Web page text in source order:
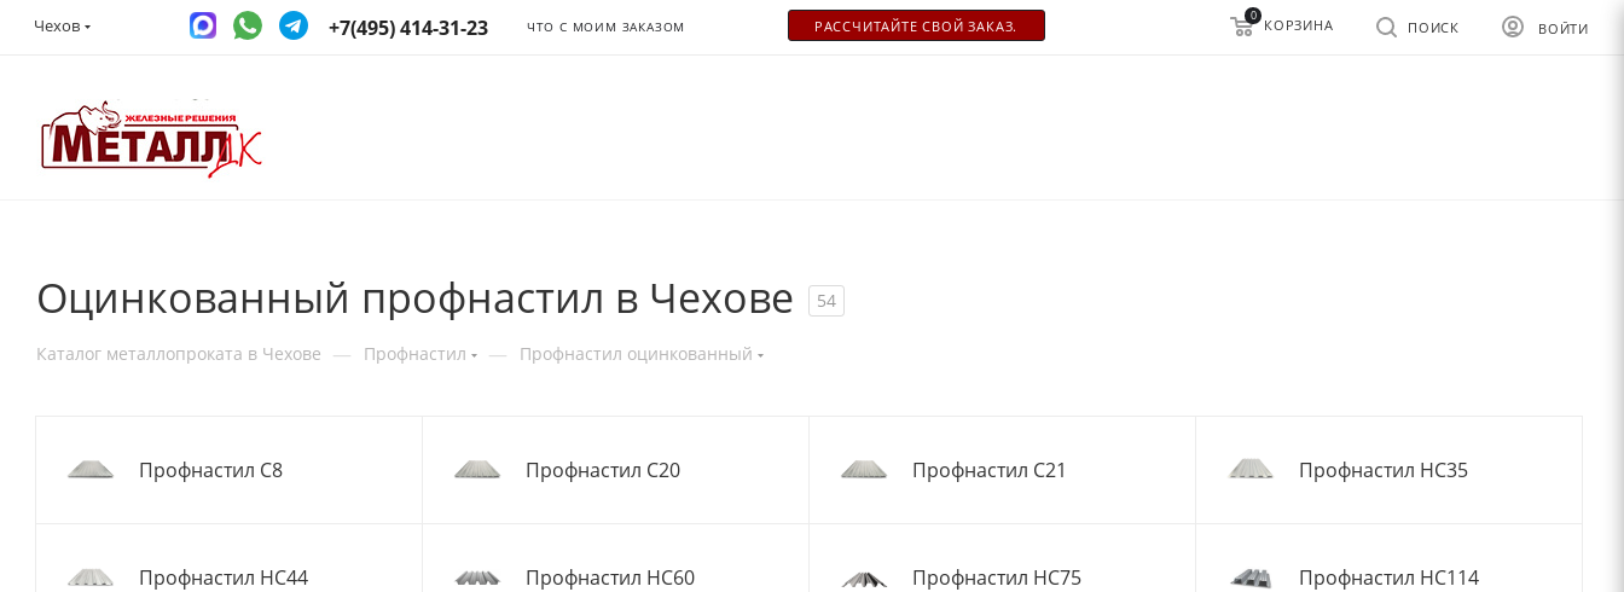
Чехов +7(495) 414-31-23 ЧТО С МОИМ ЗАКАЗОМ РАСCЧИТАЙТЕ СВОЙ ЗАКАЗ. ВОЙТИ
ПОИСК
0
КОРЗИНА
Оцинкованный профнастил в Чехове 54
Каталог металлопроката в Чехове — Профнастил — Профнастил оцинкованный
Профнастил С8 Профнастил С20 Профнастил С21 Профнастил НС35
Профнастил НС44 Профнастил НС60 Профнастил НС75 Профнастил НС114